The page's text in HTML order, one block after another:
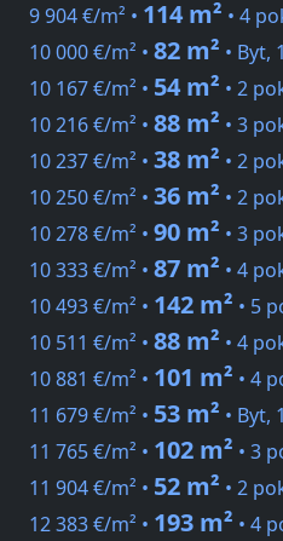
9 904 €/m² • 114 m² • 4
10 000 €/m² • 82 m² • Byt,
10 167 €/m² • 54 m² • 2
10 216 €/m² • 88 m² • 3
10 237 €/m² • 38 m² • 2
10 250 €/m² • 36 m² • 2
10 278 €/m² • 90 m² • 3
10 333 €/m² • 87 m² • 4
10 493 €/m² • 142 m² • 5
10 511 €/m² • 88 m² • 4
10 881 €/m² • 101 m² • 4
11 679 €/m² • 53 m² • Byt,
11 765 €/m² • 102 m² • 3
11 904 €/m² • 52 m² • 2
12 383 €/m² • 193 m² • 4